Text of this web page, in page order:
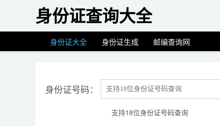
身份证查询大全
身份证大全 身份证生成 邮编查询网
身份证号码：
支持18位身份证号码查询